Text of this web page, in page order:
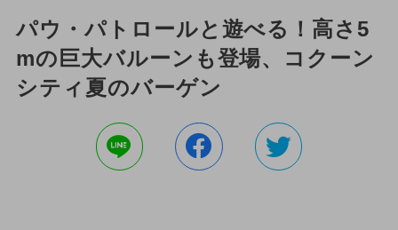
パウ・パトロールと遊べる！高さ5
mの巨大バルーンも登場、コクーン
シティ夏のバーゲン